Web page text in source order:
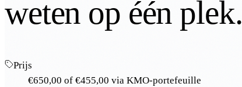
weten op één plek.
Prijs
€650,00 of €455,00 via KMO-portefeuille